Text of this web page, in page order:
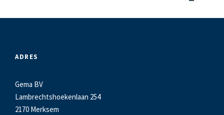
ADRES
Gema BV
Lambrechtshoekenlaan 254
2170 Merksem